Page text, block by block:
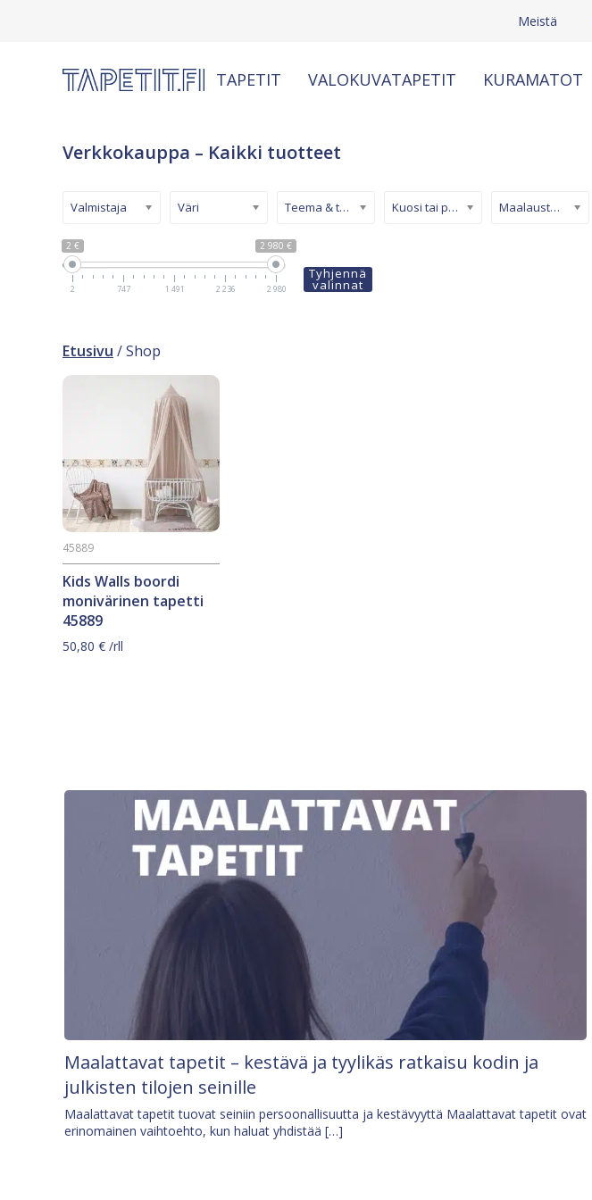
Meistä
TAPETIT VALOKUVATAPETIT KURAMATOT
Verkkokauppa – Kaikki tuotteet
2 € 2 980 €
2 747 1 491 2 236 2 980
Valmistaja Väri Teema & tyyli Kuosi tai pinta Maalaustapetti
Tyhjennä
valinnat
Etusivu / Shop
Kids Walls boordi
monivärinen tapetti
45889
45889
50,80 € /rll
Maalattavat tapetit – kestävä ja tyylikäs ratkaisu kodin ja
julkisten tilojen seinille
Maalattavat tapetit tuovat seiniin persoonallisuutta ja kestävyyttä Maalattavat tapetit ovat
erinomainen vaihtoehto, kun haluat yhdistää […]